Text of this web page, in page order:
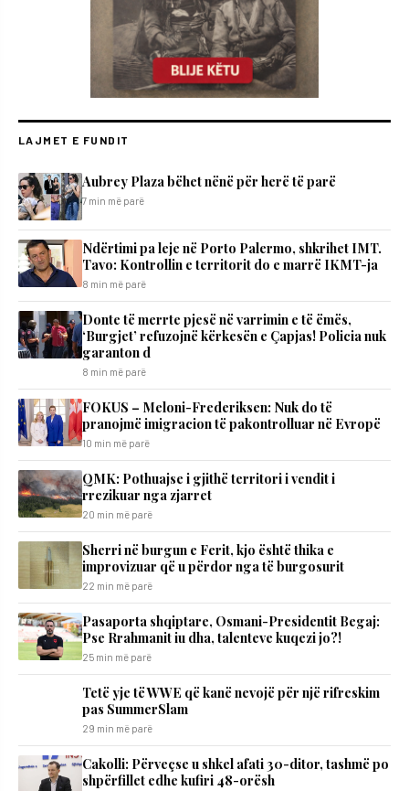
LAJMET E FUNDIT
Aubrey Plaza bëhet nënë për herë të parë
7 min më parë
Ndërtimi pa leje në Porto Palermo, shkrihet IMT.
Tavo: Kontrollin e territorit do e marrë IKMT-ja
8 min më parë
Donte të merrte pjesë në varrimin e të ëmës,
‘Burgjet’ refuzojnë kërkesën e Çapjas! Policia nuk
garanton d
8 min më parë
FOKUS – Meloni-Frederiksen: Nuk do të
pranojmë imigracion të pakontrolluar në Evropë
10 min më parë
QMK: Pothuajse i gjithë territori i vendit i
rrezikuar nga zjarret
20 min më parë
Sherri në burgun e Ferit, kjo është thika e
improvizuar që u përdor nga të burgosurit
22 min më parë
Pasaporta shqiptare, Osmani-Presidentit Begaj:
Pse Rrahmanit iu dha, talenteve kuqezi jo?!
25 min më parë
Tetë yje të WWE që kanë nevojë për një rifreskim
pas SummerSlam
29 min më parë
Cakolli: Përveçse u shkel afati 30-ditor, tashmë po
shpërfillet edhe kufiri 48-orësh